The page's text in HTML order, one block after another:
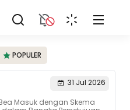
POPULER
31 Jul 2026
Masuk dengan Skema